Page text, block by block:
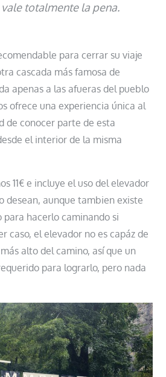
totalmente la pena.
para cerrar su viaje
cascada más famosa de
apenas a las afueras del pueblo
ofrece una experiencia única al
de conocer parte de esta
el interior de la misma
11€ e incluye el uso del elevador
desean, aunque tambien existe
hacerlo caminando si
caso, el elevador no es capáz de
alto del camino, así que un
para lograrlo, pero nada